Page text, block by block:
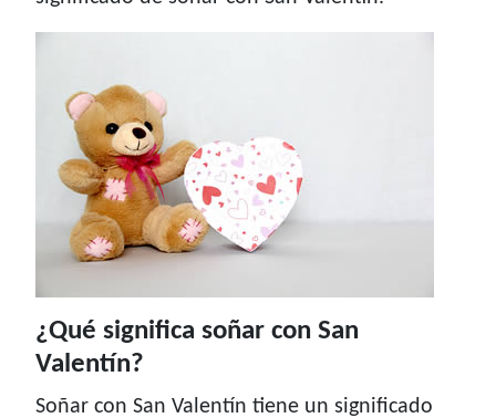
¿Qué significa soñar con San
Valentín?
Soñar con San Valentín tiene un significado